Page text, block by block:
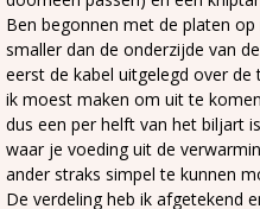
Ben begonnen met de platen
smaller dan de onderzijde van
eerst de kabel uitgelegd over
ik moest maken om uit te
dus een per helft van het biljart
waar je voeding uit de
ander straks simpel te kunnen
De verdeling heb ik afgetekend